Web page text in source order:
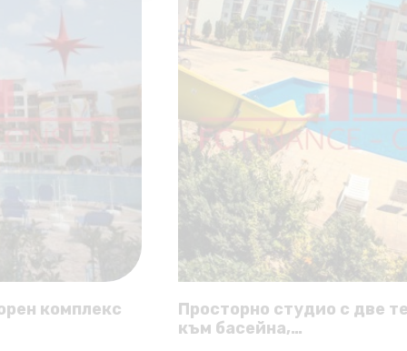
Просторно студио с две тераси и гледка